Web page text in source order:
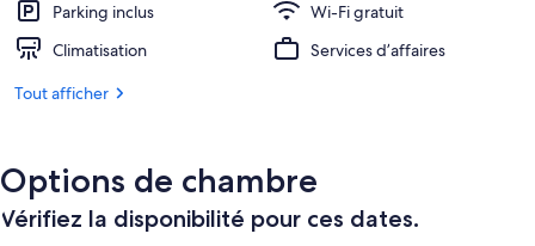
Parking inclus
Wi-Fi gratuit
Climatisation
Services d’affaires
Tout afficher
Options de chambre
Vérifiez la disponibilité pour ces dates.